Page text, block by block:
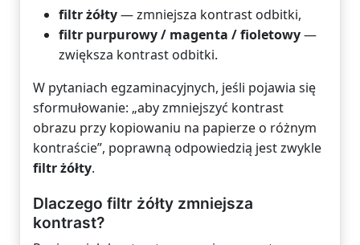
filtr żółty— zmniejsza kontrast odbitki,
filtr purpurowy / magenta / fioletowy—
zwiększa kontrast odbitki.
W pytaniach egzaminacyjnych, jeśli pojawia się
sformułowanie: „aby zmniejszyć kontrast
obrazu przy kopiowaniu na papierze o różnym
kontraście”, poprawną odpowiedzią jest zwykle
filtr żółty.
Dlaczego filtr żółty zmniejsza
kontrast?